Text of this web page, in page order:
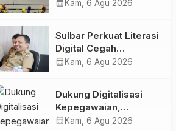
Penandatanganan
Perjanjian Tugas
Belajar 2026
calendar_month Kam, 6 Agu 2026
Sulbar Perkuat Literasi
Digital Cegah
Kejahatan Love
calendar_month Kam, 6 Agu 2026
Dukung Digitalisasi
Kepegawaian,
DPMPTSP Sulbar Siap
calendar_month Kam, 6 Agu 2026